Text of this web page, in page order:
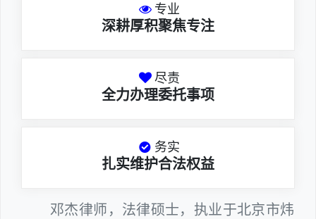
专业
深耕厚积聚焦专注
尽责
全力办理委托事项
务实
扎实维护合法权益
邓杰律师，法律硕士，执业于北京市炜